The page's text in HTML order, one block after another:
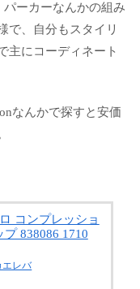
ーカーなんかの組み
で、自分もスタイリ
主にコーディネート
なんかで探すと安価
コンプレッショ
838086 1710
エレバ